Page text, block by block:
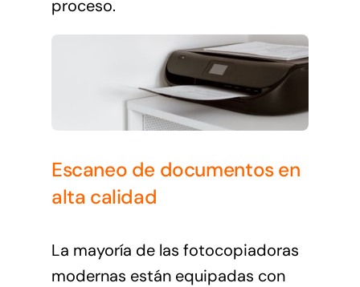
proceso.
Escaneo de documentos en
alta calidad
La mayoría de las fotocopiadoras
modernas están equipadas con